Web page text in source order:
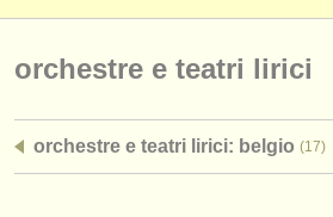
jobs - amministrazione
orchestre e teatri lirici
orchestre e teatri lirici: belgio (17)